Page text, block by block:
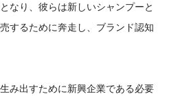
なり、彼らは新しいシャンプーと
するために奔走し、ブランド認知
み出すために新興企業である必要